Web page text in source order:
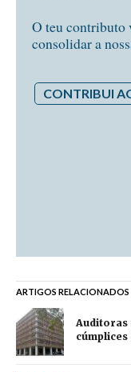
O teu contributo
consolidar a
CONTRIBUI
ARTIGOS RELACIONADOS
Auditoras
cúmplices